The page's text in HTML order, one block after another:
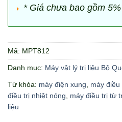
* Giá chưa bao gồm
Mã: MPT812
Danh mục: Máy vật lý trị liệu Bộ
Từ khóa: máy điện xung máy điều
điều trị nhiệt nóng
máy điều trị từ
liệu